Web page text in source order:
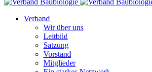
Verband
Wir über uns
Leitbild
Satzung
Vorstand
Mitglieder